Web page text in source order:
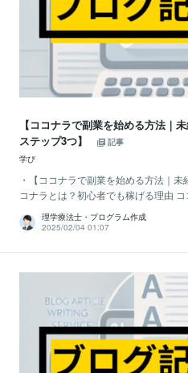
【ココナラで副業を始める方法｜
ステップ3つ】
記事
学び
・【ココナラで副業を始める方法｜
コナラとは？初心者でも稼げる理由
理学療法士・プログラム作成
2025/02/04 01:07